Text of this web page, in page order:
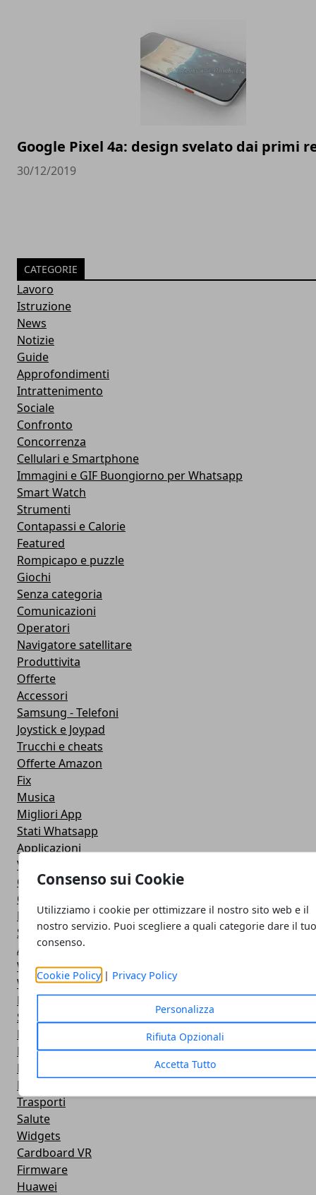
Consenso sui Cookie
Utilizziamo i cookie per ottimizzare il nostro sito web e il
nostro servizio. Puoi scegliere a quali categorie dare il
consenso.
Cookie Policy | Privacy Policy
Personalizza
Rifiuta Opzionali
Accetta Tutto
Google Pixel 4a: design svelato dai primi
30/12/2019
CATEGORIE
Lavoro
Istruzione
News
Notizie
Guide
Approfondimenti
Intrattenimento
Sociale
Confronto
Concorrenza
Cellulari e Smartphone
Immagini e GIF Buongiorno per Whatsapp
Smart Watch
Strumenti
Contapassi e Calorie
Featured
Rompicapo e puzzle
Giochi
Senza categoria
Comunicazioni
Operatori
Navigatore satellitare
Produttivita
Offerte
Accessori
Samsung - Telefoni
Joystick e Joypad
Trucchi e cheats
Offerte Amazon
Fix
Musica
Migliori App
Stati Whatsapp
Applicazioni
Viaggi
Galaxy Note 5
Google Play
Fotografia
Stile di vita
Antivirus
Widget Orologio
Widget Meteo
Ricezione WiFi
Sport
Meteo
Rooting
Emulazione
Lg - Telefoni
Trasporti
Salute
Widgets
Cardboard VR
Firmware
Huawei